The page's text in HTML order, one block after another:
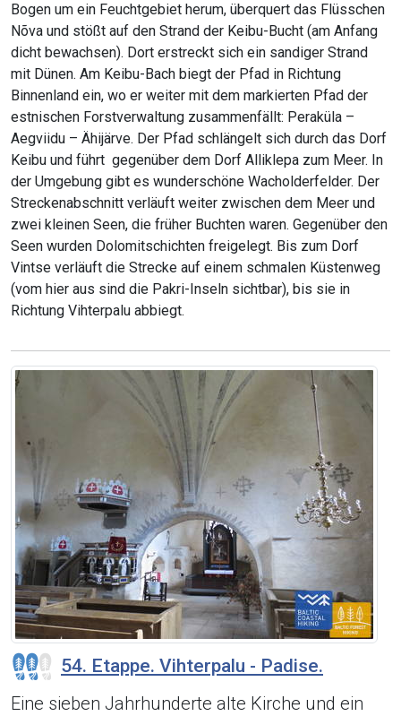
Bogen um ein Feuchtgebiet herum, überquert das Flüsschen
Nõva und stößt auf den Strand der Keibu-Bucht (am Anfang
dicht bewachsen). Dort erstreckt sich ein sandiger Strand
mit Dünen. Am Keibu-Bach biegt der Pfad in Richtung
Binnenland ein, wo er weiter mit dem markierten Pfad der
estnischen Forstverwaltung zusammenfällt: Peraküla –
Aegviidu – Ähijärve. Der Pfad schlängelt sich durch das Dorf
Keibu und führt gegenüber dem Dorf Alliklepa zum Meer. In
der Umgebung gibt es wunderschöne Wacholderfelder. Der
Streckenabschnitt verläuft weiter zwischen dem Meer und
zwei kleinen Seen, die früher Buchten waren. Gegenüber den
Seen wurden Dolomitschichten freigelegt. Bis zum Dorf
Vintse verläuft die Strecke auf einem schmalen Küstenweg
(vom hier aus sind die Pakri-Inseln sichtbar), bis sie in
Richtung Vihterpalu abbiegt.
54. Etappe. Vihterpalu - Padise.
Eine sieben Jahrhunderte alte Kirche und ein